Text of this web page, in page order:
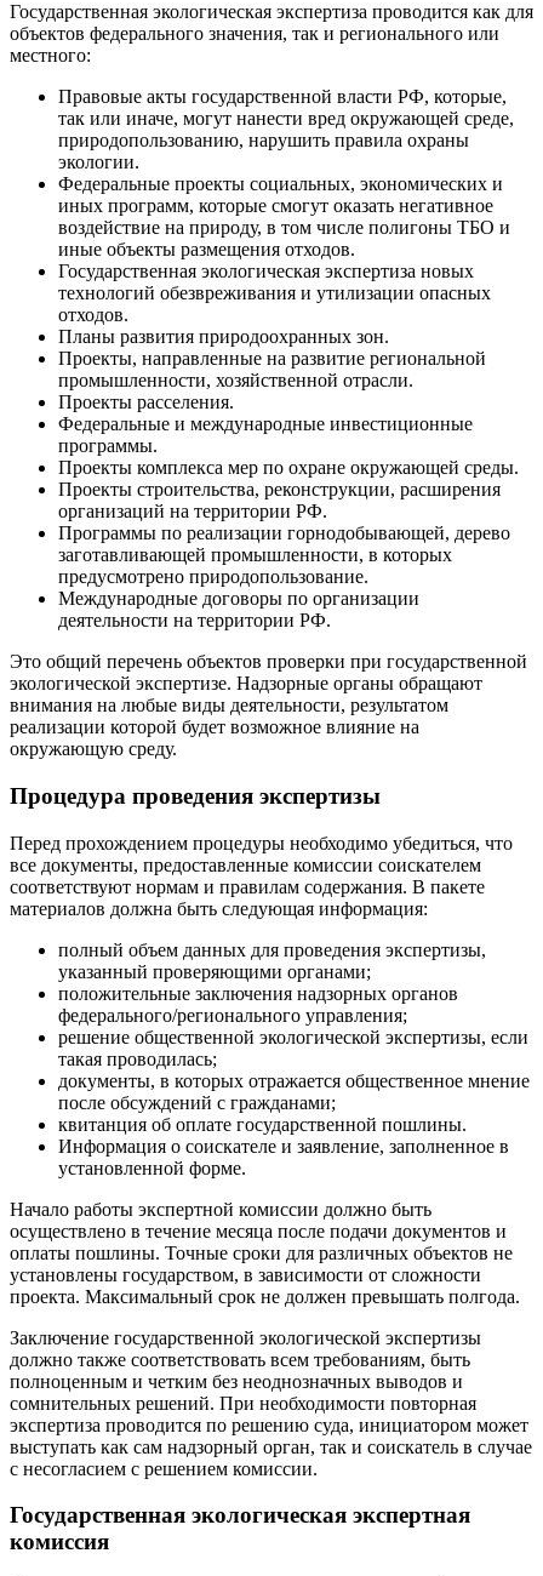
Государственная экологическая экспертиза проводится как для
объектов федерального значения, так и регионального или
местного:
Правовые акты государственной власти РФ, которые,
так или иначе, могут нанести вред окружающей среде,
природопользованию, нарушить правила охраны
экологии.
Федеральные проекты социальных, экономических и
иных программ, которые смогут оказать негативное
воздействие на природу, в том числе полигоны ТБО и
иные объекты размещения отходов.
Государственная экологическая экспертиза новых
технологий обезвреживания и утилизации опасных
отходов.
Планы развития природоохранных зон.
Проекты, направленные на развитие региональной
промышленности, хозяйственной отрасли.
Проекты расселения.
Федеральные и международные инвестиционные
программы.
Проекты комплекса мер по охране окружающей среды.
Проекты строительства, реконструкции, расширения
организаций на территории РФ.
Программы по реализации горнодобывающей, дерево
заготавливающей промышленности, в которых
предусмотрено природопользование.
Международные договоры по организации
деятельности на территории РФ.
Это общий перечень объектов проверки при государственной
экологической экспертизе. Надзорные органы обращают
внимания на любые виды деятельности, результатом
реализации которой будет возможное влияние на
окружающую среду.
Процедура проведения экспертизы
Перед прохождением процедуры необходимо убедиться, что
все документы, предоставленные комиссии соискателем
соответствуют нормам и правилам содержания. В пакете
материалов должна быть следующая информация:
полный объем данных для проведения экспертизы,
указанный проверяющими органами;
положительные заключения надзорных органов
федерального/регионального управления;
решение общественной экологической экспертизы, если
такая проводилась;
документы, в которых отражается общественное мнение
после обсуждений с гражданами;
квитанция об оплате государственной пошлины.
Информация о соискателе и заявление, заполненное в
установленной форме.
Начало работы экспертной комиссии должно быть
осуществлено в течение месяца после подачи документов и
оплаты пошлины. Точные сроки для различных объектов не
установлены государством, в зависимости от сложности
проекта. Максимальный срок не должен превышать полгода.
Заключение государственной экологической экспертизы
должно также соответствовать всем требованиям, быть
полноценным и четким без неоднозначных выводов и
сомнительных решений. При необходимости повторная
экспертиза проводится по решению суда, инициатором может
выступать как сам надзорный орган, так и соискатель в случае
с несогласием с решением комиссии.
Государственная экологическая экспертная
комиссия